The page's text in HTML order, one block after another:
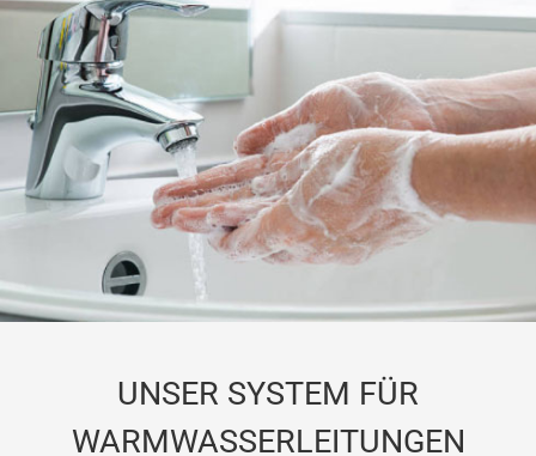
UNSER SYSTEM FÜR
WARMWASSERLEITUNGEN